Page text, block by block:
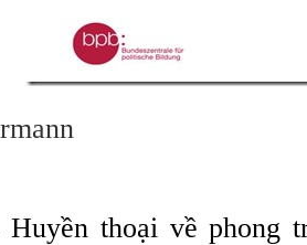
thoại về phong